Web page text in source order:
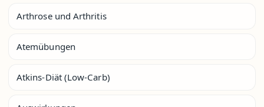
Arthrose und Arthritis
Atemübungen
Atkins-Diät (Low-Carb)